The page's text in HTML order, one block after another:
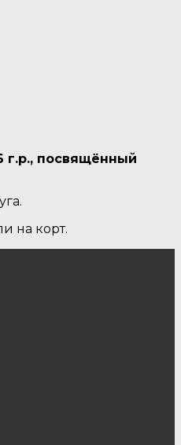
г.р., посвящённый
на корт.